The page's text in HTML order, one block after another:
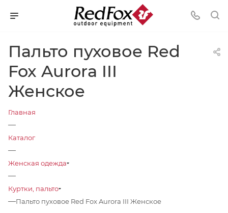
Пальто пуховое Red
Fox Aurora III
Женское
Главная
—
Каталог
—
Женская одежда
—
Куртки, пальто
—Пальто пуховое Red Fox Aurora III Женское